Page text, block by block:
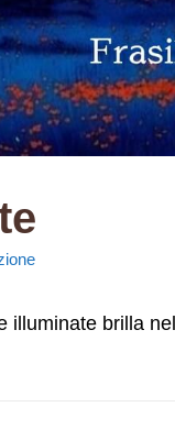
illuminate brilla